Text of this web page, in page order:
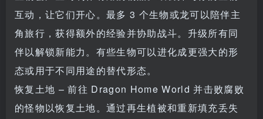
互动，让它们开心。最多 3 个生物或龙可以陪伴主
角旅行，获得额外的经验并协助战斗。升级所有同
伴以解锁新能力。有些生物可以进化成更强大的形
态或用于不同用途的替代形态。
恢复土地 – 前往 Dragon Home World 并击败腐败
的怪物以恢复土地。通过再生植被和重新填充丢失